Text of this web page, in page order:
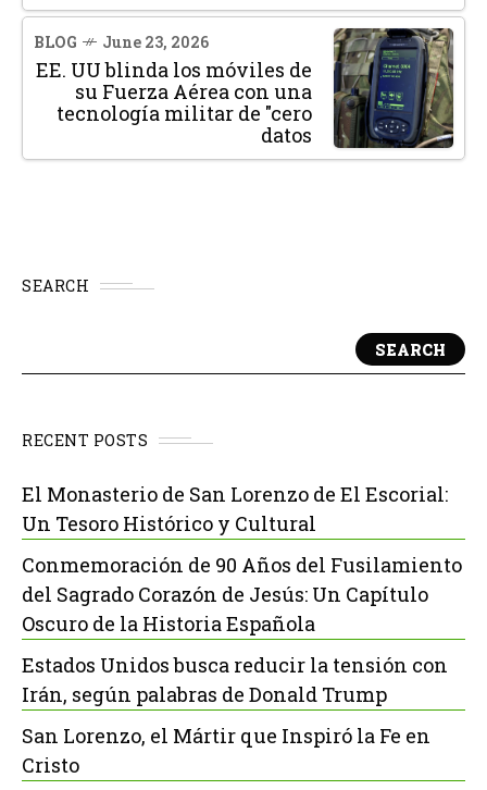
BLOG June 23, 2026
EE. UU blinda los móviles de
su Fuerza Aérea con una
tecnología militar de "cero
datos
SEARCH
SEARCH
RECENT POSTS
El Monasterio de San Lorenzo de El Escorial:
Un Tesoro Histórico y Cultural
Conmemoración de 90 Años del Fusilamiento
del Sagrado Corazón de Jesús: Un Capítulo
Oscuro de la Historia Española
Estados Unidos busca reducir la tensión con
Irán, según palabras de Donald Trump
San Lorenzo, el Mártir que Inspiró la Fe en
Cristo